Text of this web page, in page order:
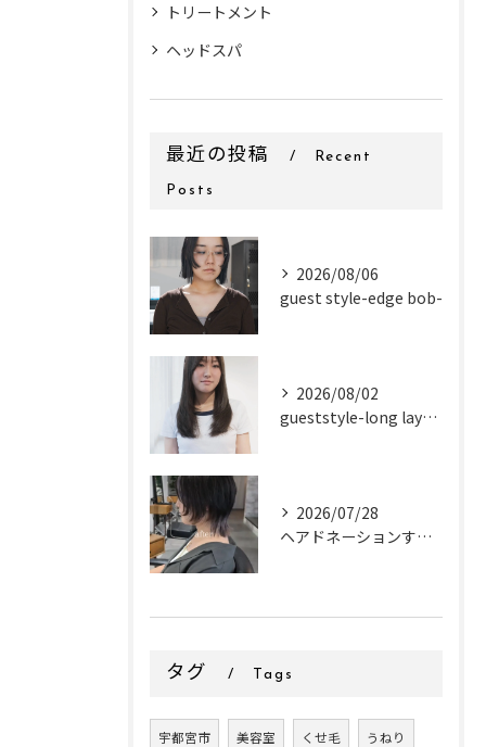
トリートメント
ヘッドスパ
最近の投稿 Recent
Posts
2026/08/06
guest style-edge bob-
2026/08/02
gueststyle-long layer-
2026/07/28
ヘアドネーションするお客様✂
タグ Tags
宇都宮市 美容室 くせ毛 うねり